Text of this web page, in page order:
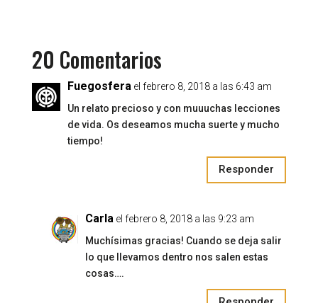
20 Comentarios
Fuegosfera el febrero 8, 2018 a las 6:43 am
Un relato precioso y con muuuchas lecciones
de vida. Os deseamos mucha suerte y mucho
tiempo!
Responder
Carla el febrero 8, 2018 a las 9:23 am
Muchísimas gracias! Cuando se deja salir
lo que llevamos dentro nos salen estas
cosas….